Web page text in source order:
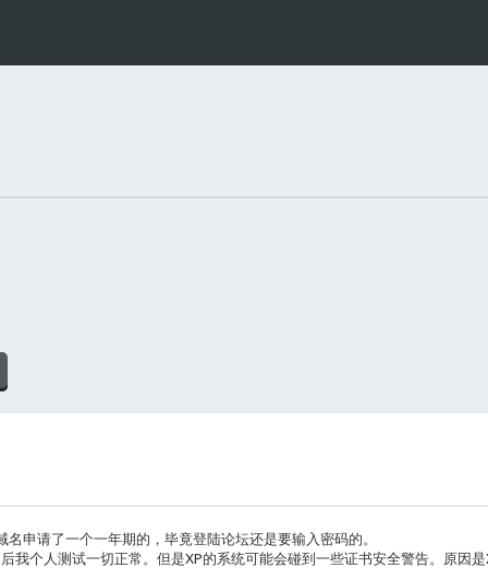
名申请了一个一年期的，毕竟登陆论坛还是要输入密码的。
我个人测试一切正常。但是XP的系统可能会碰到一些证书安全警告。原因是